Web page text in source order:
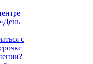
с